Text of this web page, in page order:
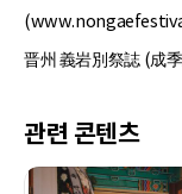
晋州 義岩別祭誌 (成
관련 콘텐츠